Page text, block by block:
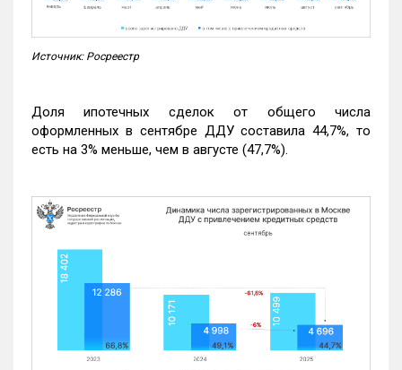
Источник: Росреестр
Доля ипотечных сделок от общего числа
оформленных в сентябре ДДУ составила 44,7%, то
есть на 3% меньше, чем в августе (47,7%).